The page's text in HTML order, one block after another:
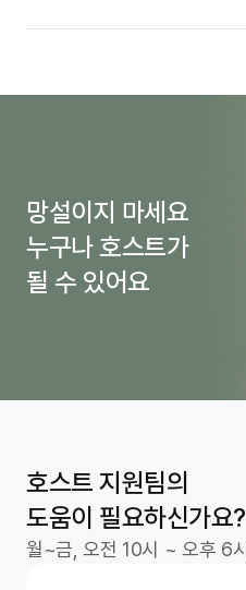
망설이지 마세요
누구나 호스트가
될 수 있어요
호스트 지원팀의
도움이 필요하신가요?
월~금, 오전 10시 ~ 오후 6시